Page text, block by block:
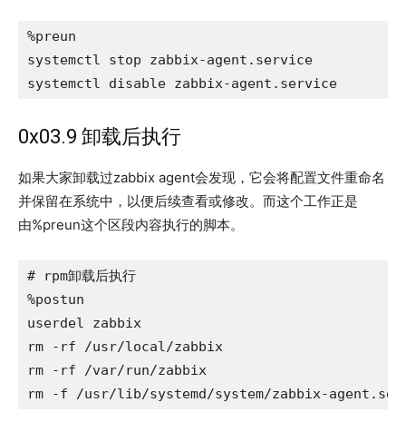
%preun
systemctl stop zabbix-agent.service
systemctl disable zabbix-agent.service
0x03.9 卸载后执行
如果大家卸载过zabbix agent会发现，它会将配置文件重命名
并保留在系统中，以便后续查看或修改。而这个工作正是
由%preun这个区段内容执行的脚本。
# rpm卸载后执行
%postun
userdel zabbix
rm -rf /usr/local/zabbix
rm -rf /var/run/zabbix
rm -f /usr/lib/systemd/system/zabbix-